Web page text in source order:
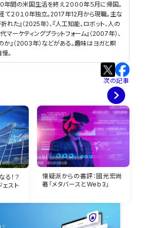
年間の米国生活を終え２０００年５月に帰国。
２０１０年独立。2017年12月から現職。主な
た』（2025年）、『人工知能、ロボット、人の
代マーケティングプラットフォーム』（2007年）、
か』（2003年）などがある。趣味はヨガと瞑
。
！？
スト
次の記事
懐疑派からの書評：國光宏尚
著「メタバースとWeb3」